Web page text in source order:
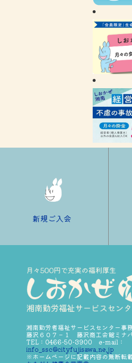
新規ご入会
湘南勤労者福祉サービスセンター
藤沢６０７－１ 藤沢商工会館ミナ
TEL：0466-50-3900 e-mail：
info_ssc@cityfujisawa.ne.jp
※ホームページに記載内容の無断転